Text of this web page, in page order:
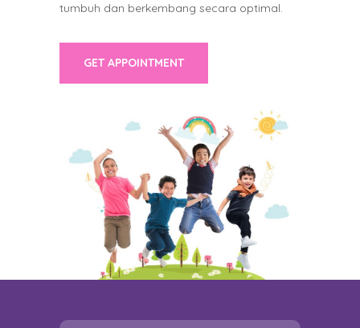
tumbuh dan berkembang secara optimal.
GET APPOINTMENT